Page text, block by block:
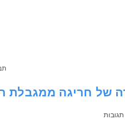
של חריגה ממגבלת
תגובות